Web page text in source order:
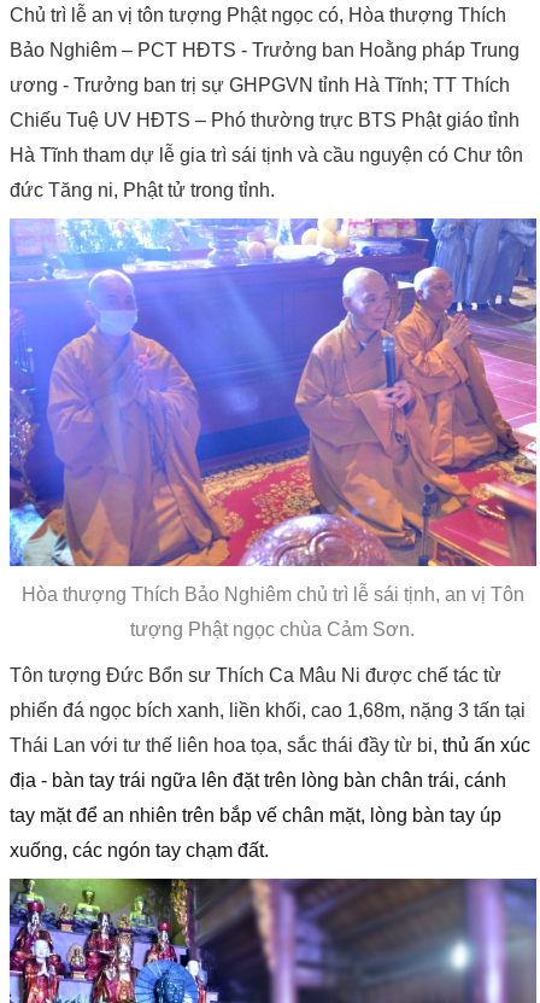
Chủ trì lễ an vị tôn tượng Phật ngọc có, Hòa thượng Thích
Bảo Nghiêm – PCT HĐTS - Trưởng ban Hoằng pháp Trung
ương - Trưởng ban trị sự GHPGVN tỉnh Hà Tĩnh; TT Thích
Chiếu Tuệ UV HĐTS – Phó thường trực BTS Phật giáo tỉnh
Hà Tĩnh tham dự lễ gia trì sái tịnh và cầu nguyện có Chư tôn
đức Tăng ni, Phật tử trong tỉnh.
Hòa thượng Thích Bảo Nghiêm chủ trì lễ sái tịnh, an vị Tôn
tượng Phật ngọc chùa Cảm Sơn.
Tôn tượng Đức Bổn sư Thích Ca Mâu Ni được chế tác từ
phiến đá ngọc bích xanh, liền khối, cao 1,68m, nặng 3 tấn tại
Thái Lan với tư thế liên hoa tọa, sắc thái đầy từ bi, thủ ấn xúc
địa - bàn tay trái ngữa lên đặt trên lòng bàn chân trái, cánh
tay mặt để an nhiên trên bắp vế chân mặt, lòng bàn tay úp
xuống, các ngón tay chạm đất.